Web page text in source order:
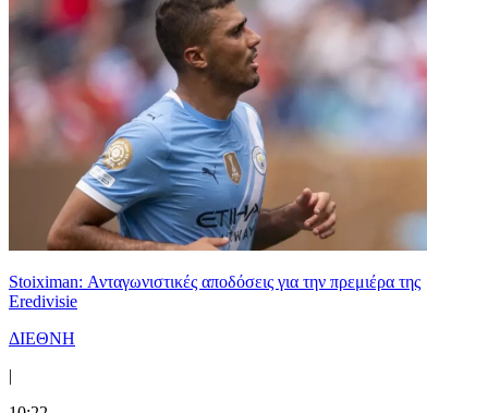
Stoiximan: Ανταγωνιστικές αποδόσεις για την πρεμιέρα της
Eredivisie
ΔΙΕΘΝΗ
|